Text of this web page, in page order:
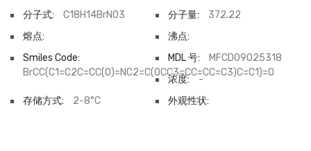
分子式:
C18H14BrNO3 分子量:
372.22
熔点:
沸点:
Smiles Code:
BrCC(C1=C2C=CC(O)=NC2=C(OCC3=CC=CC=C3)C=C1)=O
MDL 号:
MFCD09025318
浓度:
-
存储方式:
2-8°C 外观性状: